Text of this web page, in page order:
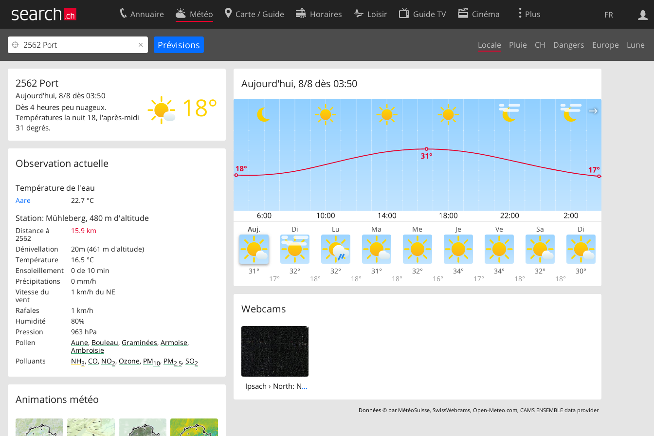
FR
Annuaire Météo Carte / Guide Horaires Loisir Guide TV Cinéma Plus
Locale Pluie CH Dangers Europe Lune
2562 Port
18°
Aujourd'hui, 8/8 dès 03:50
Dès 4 heures peu nuageux.
Températures la nuit 18, l'après-midi
31 degrés.
Observation actuelle
Température de l'eau
Aare 22.7 °C
Station: Mühleberg, 480 m d'altitude
Distance à
2562
15.9 km
Dénivellation
20m (461 m d'altitude)
Température
16.5 °C
Ensoleillement
0 de 10 min
Précipitations
0 mm/h
Vitesse du
vent
1 km/h du NE
Rafales
1 km/h
Humidité
80%
Pression
963 hPa
Pollen
Aune, Bouleau, Graminées, Armoise,
Ambroisie
Polluants
NH3, CO, NO2, Ozone, PM10, PM2.5, SO2
Animations météo
Aujourd'hui, 8/8 dès 03:50
Auj. Di Lu Ma Me Je Ve Sa Di
31°
17°
32°
18°
32°
18°
31°
18°
32°
16°
34°
17°
34°
18°
32°
18°
30°
Webcams
Ipsach › North: Nidauwald - Magglingen/Macolin - Lake Biel
Données © par MétéoSuisse,SwissWebcams,Open-Meteo.com,CAMS ENSEMBLE data provider
Web
Votre inscription
Centre clients
Contact
Conditions d’utilisation
Préférences de cookies